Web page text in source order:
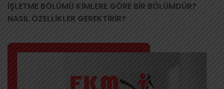
İŞLETME BÖLÜMÜ KİMLERE GÖRE BİR BÖLÜMDÜR?
NASIL ÖZELLİKLER GEREKTİRİR?